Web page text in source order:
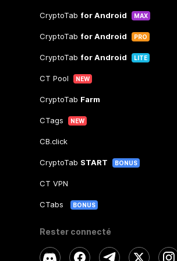
CryptoTab for Android MAX
CryptoTab for Android PRO
CryptoTab for Android LITE
CT Pool NEW
CryptoTab Farm
CTags NEW
CB.click
CryptoTab START BONUS
CT VPN
CTabs BONUS
Rester connecté